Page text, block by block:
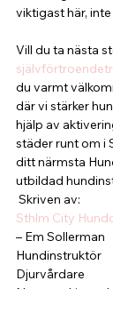
viktigast här,
Vill du ta nästa
du varmt
där vi stärker
hjälp av
städer runt om i
ditt närmsta
utbildad
Skriven av:
Sthlm City
– Em Sollerman
Hundinstruktör
Djurvårdare